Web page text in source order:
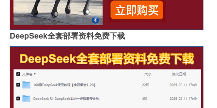
DeepSeek全套部署资料免费下载